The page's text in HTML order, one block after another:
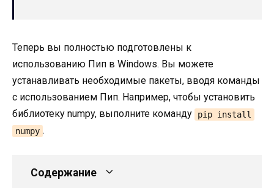
Теперь вы полностью подготовлены к
использованию Пип в Windows. Вы можете
устанавливать необходимые пакеты, вводя команды
с использованием Пип. Например, чтобы установить
библиотеку numpy, выполните команду
pip install
numpy .
Содержание